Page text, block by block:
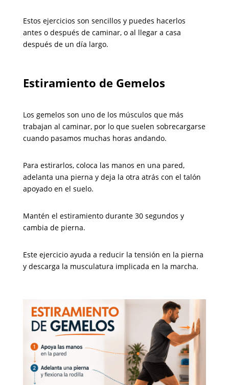
Estos ejercicios son sencillos y puedes hacerlos
antes o después de caminar, o al llegar a casa
después de un día largo.
Estiramiento de Gemelos
Los gemelos son uno de los músculos que más
trabajan al caminar, por lo que suelen sobrecargarse
cuando pasamos muchas horas andando.
Para estirarlos, coloca las manos en una pared,
adelanta una pierna y deja la otra atrás con el talón
apoyado en el suelo.
Mantén el estiramiento durante 30 segundos y
cambia de pierna.
Este ejercicio ayuda a reducir la tensión en la pierna
y descarga la musculatura implicada en la marcha.